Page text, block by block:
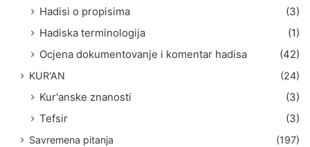
Hadisi o propisima
(3)
Hadiska terminologija
(1)
Ocjena dokumentovanje i komentar hadisa
(42)
KUR'AN (24)
Kur'anske znanosti
(3)
Tefsir
(3)
Savremena pitanja
(197)